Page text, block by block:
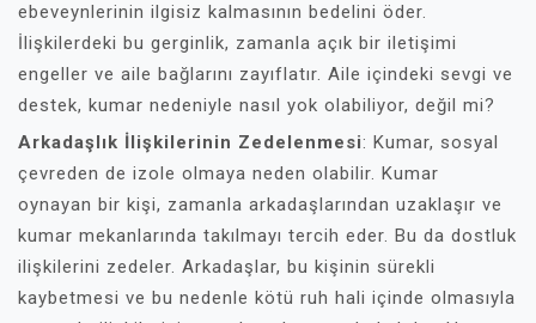
ebeveynlerinin ilgisiz kalmasının bedelini öder.
İlişkilerdeki bu gerginlik, zamanla açık bir iletişimi
engeller ve aile bağlarını zayıflatır. Aile içindeki sevgi ve
destek, kumar nedeniyle nasıl yok olabiliyor, değil mi?
Arkadaşlık İlişkilerinin Zedelenmesi: Kumar, sosyal
çevreden de izole olmaya neden olabilir. Kumar
oynayan bir kişi, zamanla arkadaşlarından uzaklaşır ve
kumar mekanlarında takılmayı tercih eder. Bu da dostluk
ilişkilerini zedeler. Arkadaşlar, bu kişinin sürekli
kaybetmesi ve bu nedenle kötü ruh hali içinde olmasıyla